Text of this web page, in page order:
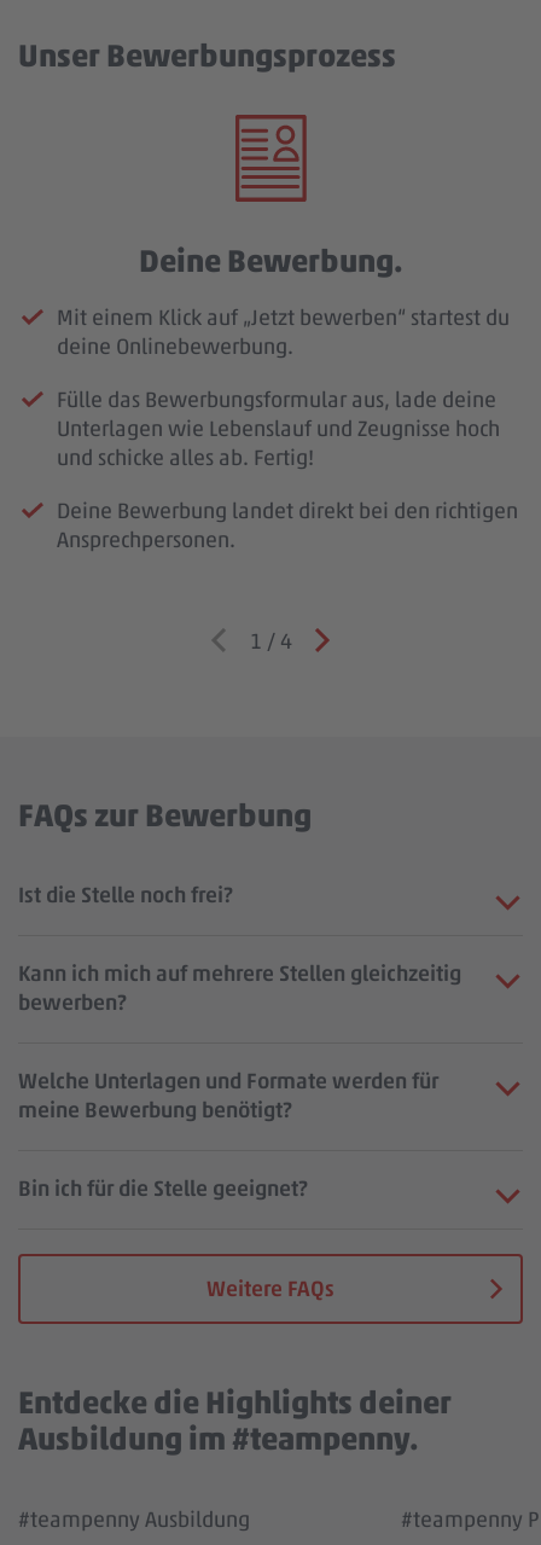
Unser Bewerbungsprozess
Deine Bewerbung.
Mit einem Klick auf „Jetzt bewerben“ startest du
deine Onlinebewerbung.
Fülle das Bewerbungsformular aus, lade deine
Unterlagen wie Lebenslauf und Zeugnisse hoch
und schicke alles ab. Fertig!
Deine Bewerbung landet direkt bei den richtigen
Ansprechpersonen.
1 / 4
FAQs zur Bewerbung
Ist die Stelle noch frei?
Kann ich mich auf mehrere Stellen gleichzeitig
bewerben?
Welche Unterlagen und Formate werden für
meine Bewerbung benötigt?
Bin ich für die Stelle geeignet?
Weitere FAQs
Entdecke die Highlights deiner
Ausbildung im #teampenny.
Wir benötigen deine Zustimmung, um den
YouTube Video Service zu laden!
#teampenny Ausbildung
Wir
YouTube
#teampenny